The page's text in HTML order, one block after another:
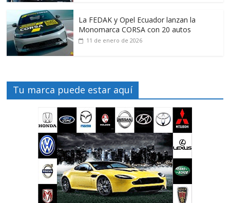
La FEDAK y Opel Ecuador lanzan la
Monomarca CORSA con 20 autos
11 de enero de 2026
Tu marca puede estar aquí